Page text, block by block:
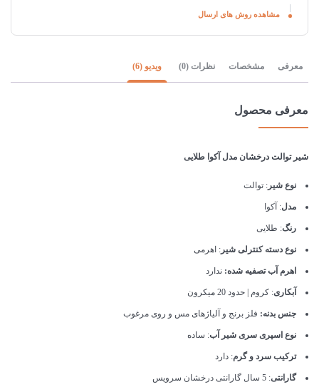
مشاهده روش های ارسال
معرفی مشخصات نظرات (0) ویدیو (6)
معرفی محصول
شیر توالت درخشان مدل آکوا طلایی
نوع شیر : توالت
مدل: آکوا
رنگ: طلایی
نوع دسته کنترلی شیر : اهرمی
اهرم آب تصفیه شده: ندارد
آبکاری: کروم | حدود 20 میکرون
جنس بدنه: فلز برنج و آلیاژهای مس و روی مرغوب
نوع اسپری سری شیر آب: ساده
ترکیب سرد و گرم: دارد
گارانتی: 5 سال گارانتی درخشان سرویس